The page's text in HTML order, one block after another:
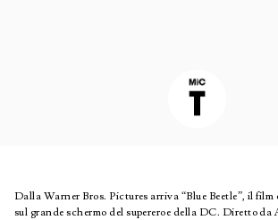
Dalla Warner Bros. Pictures arriva “Blue Beetle”, il film
sul grande schermo del supereroe della DC. Diretto